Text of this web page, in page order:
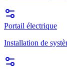
Portail électrique
Installation de